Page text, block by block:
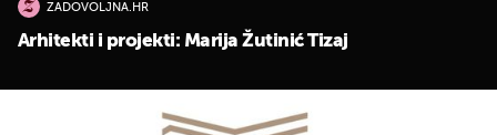
ZADOVOLJNA.HR
Arhitekti i projekti: Marija Žutinić Tizaj